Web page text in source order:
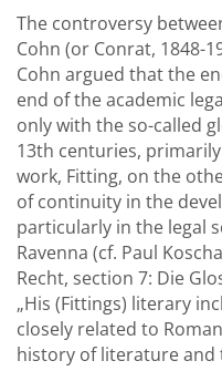
The controversy
Cohn (or Conrat, 1848-
Cohn argued that the
end of the academic
only with the so-called
13th centuries,
work, Fitting, on the
of continuity in the
particularly in the legal
Ravenna (cf. Paul
Recht, section 7: Die
„His (Fittings) literary
closely related to
history of literature and